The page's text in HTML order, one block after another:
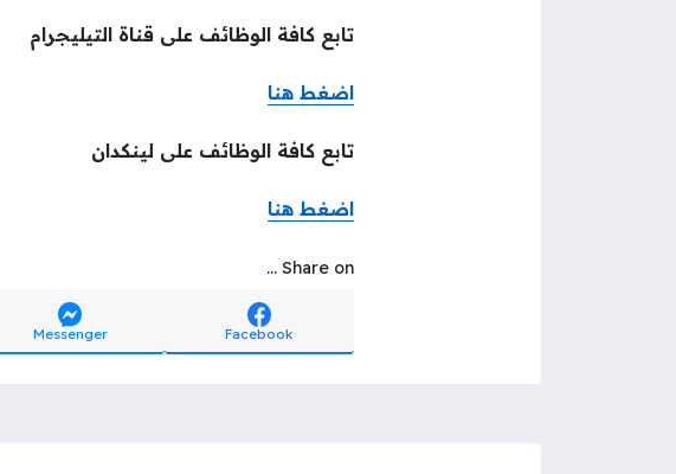
تابع كافة الوظائف على قناة التيليجرام
اضغط هنا
تابع كافة الوظائف على لينكدان
اضغط هنا
Share on ...
Facebook
Messenger